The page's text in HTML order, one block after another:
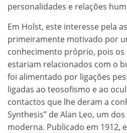
personalidades e relações
Em Holst, este interesse pela
primeiramente motivado por
conhecimento próprio, pois os
estariam relacionados com o
foi alimentado por ligações
ligadas ao teosofismo e ao
contactos que lhe deram a
Synthesis” de Alan Leo, um
moderna. Publicado em 1912,